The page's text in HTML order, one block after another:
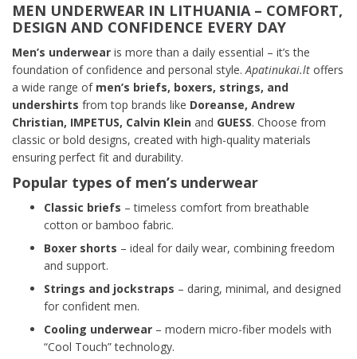
MEN UNDERWEAR IN LITHUANIA – COMFORT,
DESIGN AND CONFIDENCE EVERY DAY
Men’s underwear is more than a daily essential – it’s the
foundation of confidence and personal style.Apatinukai.lt offers
a wide range of men’s briefs, boxers, strings, and
undershirts from top brands like Doreanse, Andrew
Christian, IMPETUS, Calvin Klein and GUESS. Choose from
classic or bold designs, created with high-quality materials
ensuring perfect fit and durability.
Popular types of men’s underwear
Classic briefs – timeless comfort from breathable
cotton or bamboo fabric.
Boxer shorts – ideal for daily wear, combining freedom
and support.
Strings and jockstraps – daring, minimal, and designed
for confident men.
Cooling underwear – modern micro-fiber models with
“Cool Touch” technology.